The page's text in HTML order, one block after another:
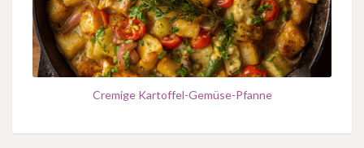
Cremige Kartoffel-Gemüse-Pfanne